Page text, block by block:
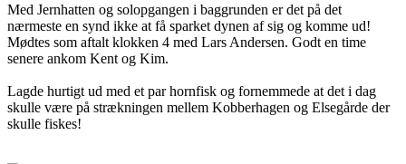
Med Jernhatten og solopgangen i baggrunden er det på det
nærmeste en synd ikke at få sparket dynen af sig og komme ud!
Mødtes som aftalt klokken 4 med Lars Andersen. Godt en time
senere ankom Kent og Kim.
Lagde hurtigt ud med et par hornfisk og fornemmede at det i dag
skulle være på strækningen mellem Kobberhagen og Elsegårde der
skulle fiskes!